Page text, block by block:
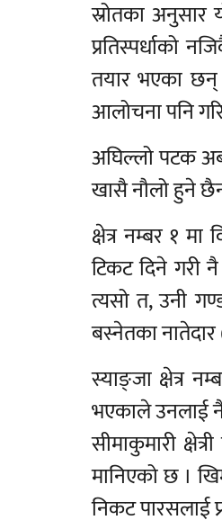
स्रोतका अनुसार
प्रतिस्पर्धाको
तयार भएका
आलोचना पनि
अघिल्लो पटक
खासै नौलो हुने छैन
क्षेत्र नम्बर १
टिकट दिने गरी
त्यसो त, उनी
बस्नेतका
स्याङ्जा क्षेत्र
भएकाले उनलाई नै
सीमाकुमारी
मानिएको छ ।
निकट पारसलाई